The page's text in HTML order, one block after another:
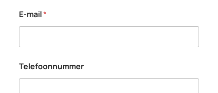
E-mail*
Telefoonnummer